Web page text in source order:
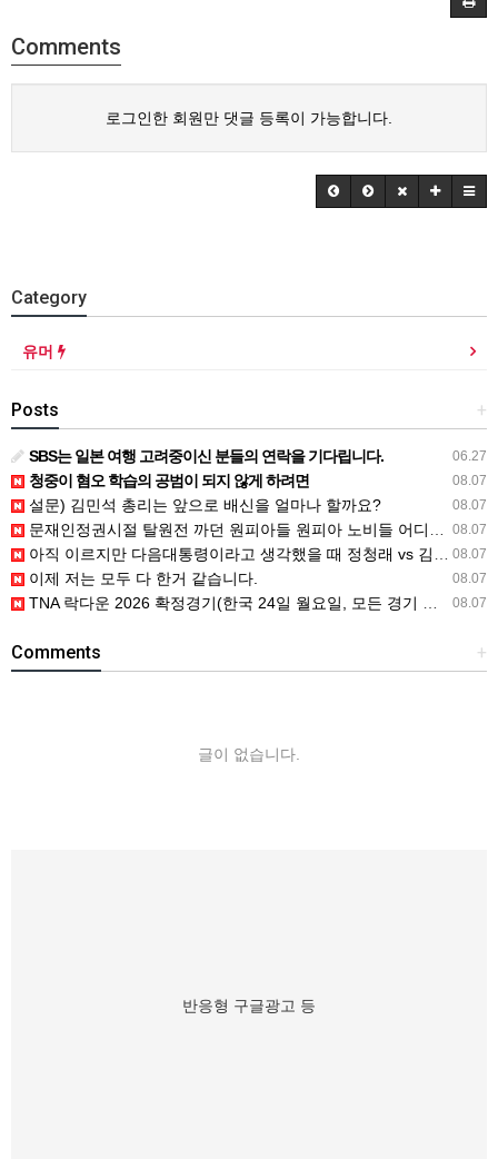
Comments
로그인한 회원만 댓글 등록이 가능합니다.
Category
유머
+
Posts
06.27
SBS는 일본 여행 고려중이신 분들의 연락을 기다립니다.
08.07
청중이 혐오 학습의 공범이 되지 않게 하려면
08.07
설문) 김민석 총리는 앞으로 배신을 얼마나 할까요?
08.07
문재인정권시절 탈원전 까던 원피아들 원피아 노비들 어디감?
08.07
아직 이르지만 다음대통령이라고 생각했을 때 정청래 vs 김민석
08.07
이제 저는 모두 다 한거 같습니다.
08.07
TNA 락다운 2026 확정경기(한국 24일 월요일, 모든 경기 철창 매
+
Comments
글이 없습니다.
반응형 구글광고 등